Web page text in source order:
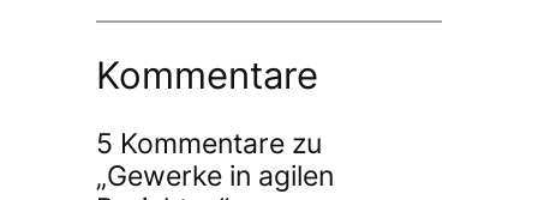
Kommentare
5 Kommentare zu
„Gewerke in agilen